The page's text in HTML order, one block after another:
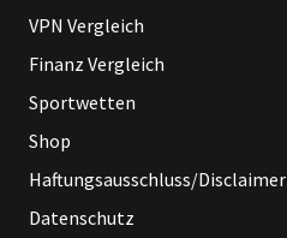
VPN Vergleich
Finanz Vergleich
Sportwetten
Shop
Haftungsausschluss/Disclaimer
Datenschutz